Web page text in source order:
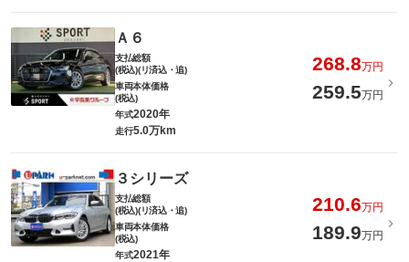
Ａ６
支払総額
(税込)(リ済込・追)
268.8万円
車両本体価格
(税込)
259.5万円
年式2020年
走行5.0万km
３シリーズ
支払総額
(税込)(リ済込・追)
210.6万円
車両本体価格
(税込)
189.9万円
年式2021年